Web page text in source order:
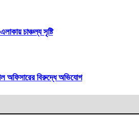
চাঞ্চল্য সৃষ্টি
অফিসারের বিরুদ্ধে অভিযোগ